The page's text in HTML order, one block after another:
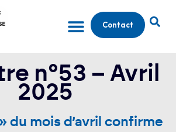
Contact
n°53 – Avril
2025
du mois d’avril confirme